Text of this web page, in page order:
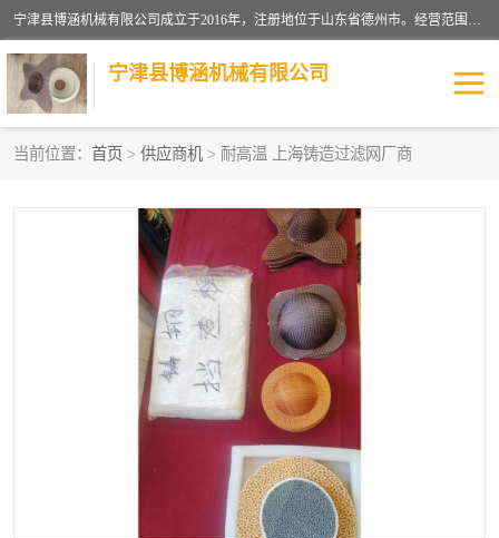
宁津县博涵机械有限公司成立于2016年，注册地位于山东省德州市。经营范围包括：机械设备研发、生产及销售，铸造用造型材料生产、销售，玻璃纤维及制品制造、销售，汽车零配件零售，机械零件、零部件加工，机械零件、零部件销售等；主要产品有：纤维过滤网,陶瓷过滤器,泡沫陶瓷过滤器,耐高温纤维过滤器,铸铁过滤器,铸铜过滤网,铸铝过滤网,铝轮毂过滤网,高效过滤网,高效陶瓷过滤网,高效纤维过滤网。
宁津县博涵机械有限公司
当前位置： 首页 > 供应商机 > 耐高温 上海铸造过滤网厂商
挡渣棉
避脏网